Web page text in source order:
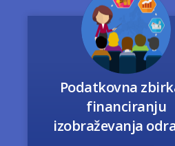
Podatkovna
financiranju
izobraževanja